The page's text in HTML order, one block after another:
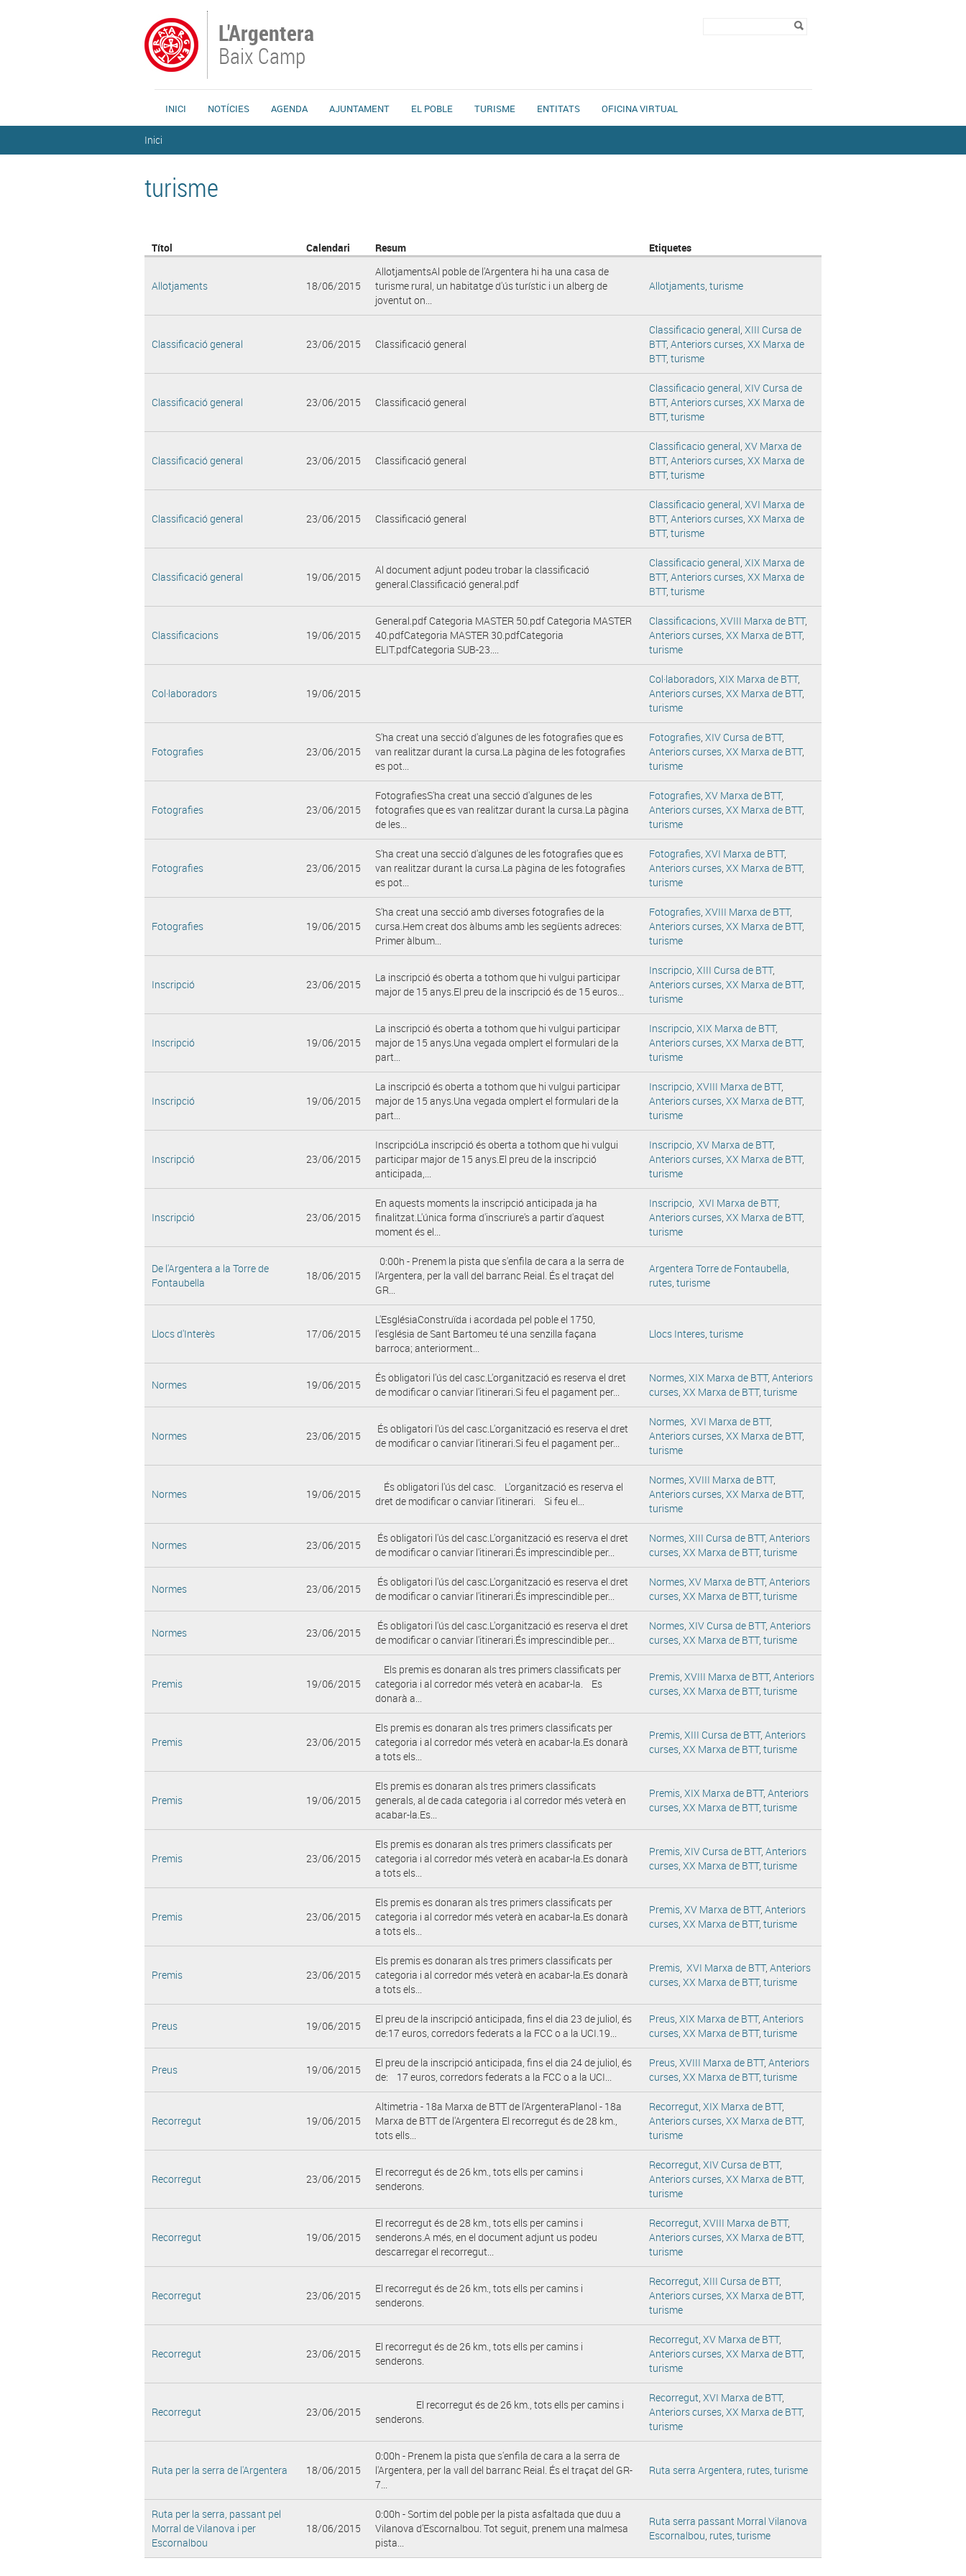
L'Argentera
Baix Camp
INICI NOTÍCIES AGENDA AJUNTAMENT EL POBLE TURISME ENTITATS OFICINA VIRTUAL
Inici
turisme
Títol Calendari Resum Etiquetes
Allotjaments 18/06/2015
AllotjamentsAl poble de l'Argentera hi ha una casa de
turisme rural, un habitatge d'ús turístic i un alberg de
joventut on...
Allotjaments, turisme
Classificació general 23/06/2015 Classificació general
Classificacio general, XIII Cursa de
BTT, Anteriors curses, XX Marxa de
BTT, turisme
Classificació general 23/06/2015 Classificació general
Classificacio general, XIV Cursa de
BTT, Anteriors curses, XX Marxa de
BTT, turisme
Classificació general 23/06/2015 Classificació general
Classificacio general, XV Marxa de
BTT, Anteriors curses, XX Marxa de
BTT, turisme
Classificació general 23/06/2015 Classificació general
Classificacio general, XVI Marxa de
BTT, Anteriors curses, XX Marxa de
BTT, turisme
Classificació general 19/06/2015
Al document adjunt podeu trobar la classificació
general.Classificació general.pdf
Classificacio general, XIX Marxa de
BTT, Anteriors curses, XX Marxa de
BTT, turisme
Classificacions 19/06/2015
General.pdf Categoria MASTER 50.pdf Categoria MASTER
40.pdfCategoria MASTER 30.pdfCategoria
ELIT.pdfCategoria SUB-23....
Classificacions, XVIII Marxa de BTT,
Anteriors curses, XX Marxa de BTT,
turisme
Col·laboradors 19/06/2015
Col·laboradors, XIX Marxa de BTT,
Anteriors curses, XX Marxa de BTT,
turisme
Fotografies 23/06/2015
S'ha creat una secció d'algunes de les fotografies que es
van realitzar durant la cursa.La pàgina de les fotografies
es pot...
Fotografies, XIV Cursa de BTT,
Anteriors curses, XX Marxa de BTT,
turisme
Fotografies 23/06/2015
FotografiesS'ha creat una secció d'algunes de les
fotografies que es van realitzar durant la cursa.La pàgina
de les...
Fotografies, XV Marxa de BTT,
Anteriors curses, XX Marxa de BTT,
turisme
Fotografies 23/06/2015
S'ha creat una secció d'algunes de les fotografies que es
van realitzar durant la cursa.La pàgina de les fotografies
es pot...
Fotografies, XVI Marxa de BTT,
Anteriors curses, XX Marxa de BTT,
turisme
Fotografies 19/06/2015
S'ha creat una secció amb diverses fotografies de la
cursa.Hem creat dos àlbums amb les següents adreces:
Primer àlbum...
Fotografies, XVIII Marxa de BTT,
Anteriors curses, XX Marxa de BTT,
turisme
Inscripció 23/06/2015
La inscripció és oberta a tothom que hi vulgui participar
major de 15 anys.El preu de la inscripció és de 15 euros...
Inscripcio, XIII Cursa de BTT,
Anteriors curses, XX Marxa de BTT,
turisme
Inscripció 19/06/2015
La inscripció és oberta a tothom que hi vulgui participar
major de 15 anys.Una vegada omplert el formulari de la
part...
Inscripcio, XIX Marxa de BTT,
Anteriors curses, XX Marxa de BTT,
turisme
Inscripció 19/06/2015
La inscripció és oberta a tothom que hi vulgui participar
major de 15 anys.Una vegada omplert el formulari de la
part...
Inscripcio, XVIII Marxa de BTT,
Anteriors curses, XX Marxa de BTT,
turisme
Inscripció 23/06/2015
InscripcióLa inscripció és oberta a tothom que hi vulgui
participar major de 15 anys.El preu de la inscripció
anticipada,...
Inscripcio, XV Marxa de BTT,
Anteriors curses, XX Marxa de BTT,
turisme
Inscripció 23/06/2015
En aquests moments la inscripció anticipada ja ha
finalitzat.L'única forma d'inscriure's a partir d'aquest
moment és el...
Inscripcio, XVI Marxa de BTT,
Anteriors curses, XX Marxa de BTT,
turisme
De l'Argentera a la Torre de
Fontaubella
18/06/2015
0:00h - Prenem la pista que s'enfila de cara a la serra de
l'Argentera, per la vall del barranc Reial. És el traçat del
GR...
Argentera Torre de Fontaubella,
rutes, turisme
Llocs d'Interès 17/06/2015
L'EsglésiaConstruïda i acordada pel poble el 1750,
l'església de Sant Bartomeu té una senzilla façana
barroca; anteriorment...
Llocs Interes, turisme
Normes 19/06/2015
És obligatori l'ús del casc.L'organització es reserva el dret
de modificar o canviar l'itinerari.Si feu el pagament per...
Normes, XIX Marxa de BTT, Anteriors
curses, XX Marxa de BTT, turisme
Normes 23/06/2015
És obligatori l'ús del casc.L'organització es reserva el dret
de modificar o canviar l'itinerari.Si feu el pagament per...
Normes, XVI Marxa de BTT,
Anteriors curses, XX Marxa de BTT,
turisme
Normes 19/06/2015
És obligatori l'ús del casc. L'organització es reserva el
dret de modificar o canviar l'itinerari. Si feu el...
Normes, XVIII Marxa de BTT,
Anteriors curses, XX Marxa de BTT,
turisme
Normes 23/06/2015
És obligatori l'ús del casc.L'organització es reserva el dret
de modificar o canviar l'itinerari.És imprescindible per...
Normes, XIII Cursa de BTT, Anteriors
curses, XX Marxa de BTT, turisme
Normes 23/06/2015
És obligatori l'ús del casc.L'organització es reserva el dret
de modificar o canviar l'itinerari.És imprescindible per...
Normes, XV Marxa de BTT, Anteriors
curses, XX Marxa de BTT, turisme
Normes 23/06/2015
És obligatori l'ús del casc.L'organització es reserva el dret
de modificar o canviar l'itinerari.És imprescindible per...
Normes, XIV Cursa de BTT, Anteriors
curses, XX Marxa de BTT, turisme
Premis 19/06/2015
Els premis es donaran als tres primers classificats per
categoria i al corredor més veterà en acabar-la. Es
donarà a...
Premis, XVIII Marxa de BTT, Anteriors
curses, XX Marxa de BTT, turisme
Premis 23/06/2015
Els premis es donaran als tres primers classificats per
categoria i al corredor més veterà en acabar-la.Es donarà
a tots els...
Premis, XIII Cursa de BTT, Anteriors
curses, XX Marxa de BTT, turisme
Premis 19/06/2015
Els premis es donaran als tres primers classificats
generals, al de cada categoria i al corredor més veterà en
acabar-la.Es...
Premis, XIX Marxa de BTT, Anteriors
curses, XX Marxa de BTT, turisme
Premis 23/06/2015
Els premis es donaran als tres primers classificats per
categoria i al corredor més veterà en acabar-la.Es donarà
a tots els...
Premis, XIV Cursa de BTT, Anteriors
curses, XX Marxa de BTT, turisme
Premis 23/06/2015
Els premis es donaran als tres primers classificats per
categoria i al corredor més veterà en acabar-la.Es donarà
a tots els...
Premis, XV Marxa de BTT, Anteriors
curses, XX Marxa de BTT, turisme
Premis 23/06/2015
Els premis es donaran als tres primers classificats per
categoria i al corredor més veterà en acabar-la.Es donarà
a tots els...
Premis, XVI Marxa de BTT, Anteriors
curses, XX Marxa de BTT, turisme
Preus 19/06/2015
El preu de la inscripció anticipada, fins el dia 23 de juliol, és
de:17 euros, corredors federats a la FCC o a la UCI.19...
Preus, XIX Marxa de BTT, Anteriors
curses, XX Marxa de BTT, turisme
Preus 19/06/2015
El preu de la inscripció anticipada, fins el dia 24 de juliol, és
de: 17 euros, corredors federats a la FCC o a la UCI...
Preus, XVIII Marxa de BTT, Anteriors
curses, XX Marxa de BTT, turisme
Recorregut 19/06/2015
Altimetria - 18a Marxa de BTT de l'ArgenteraPlanol - 18a
Marxa de BTT de l'Argentera El recorregut és de 28 km.,
tots ells...
Recorregut, XIX Marxa de BTT,
Anteriors curses, XX Marxa de BTT,
turisme
Recorregut 23/06/2015
El recorregut és de 26 km., tots ells per camins i
senderons.
Recorregut, XIV Cursa de BTT,
Anteriors curses, XX Marxa de BTT,
turisme
Recorregut 19/06/2015
El recorregut és de 28 km., tots ells per camins i
senderons.A més, en el document adjunt us podeu
descarregar el recorregut...
Recorregut, XVIII Marxa de BTT,
Anteriors curses, XX Marxa de BTT,
turisme
Recorregut 23/06/2015
El recorregut és de 26 km., tots ells per camins i
senderons.
Recorregut, XIII Cursa de BTT,
Anteriors curses, XX Marxa de BTT,
turisme
Recorregut 23/06/2015
El recorregut és de 26 km., tots ells per camins i
senderons.
Recorregut, XV Marxa de BTT,
Anteriors curses, XX Marxa de BTT,
turisme
Recorregut 23/06/2015
El recorregut és de 26 km., tots ells per camins i
senderons.
Recorregut, XVI Marxa de BTT,
Anteriors curses, XX Marxa de BTT,
turisme
Ruta per la serra de l'Argentera 18/06/2015
0:00h - Prenem la pista que s'enfila de cara a la serra de
l'Argentera, per la vall del barranc Reial. És el traçat del GR-
7...
Ruta serra Argentera, rutes, turisme
Ruta per la serra, passant pel
Morral de Vilanova i per
Escornalbou
18/06/2015
0:00h - Sortim del poble per la pista asfaltada que duu a
Vilanova d'Escornalbou. Tot seguit, prenem una malmesa
pista...
Ruta serra passant Morral Vilanova
Escornalbou, rutes, turisme